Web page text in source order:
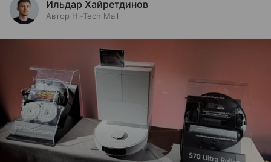
Ильдар Хайретдинов
Автор Hi-Tech Mail